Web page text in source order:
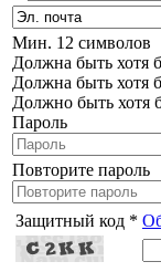
Мин. 12 символов
Должна быть хотя
Должна быть хотя
Должно быть хотя
Пароль
Повторите пароль
Защитный код *